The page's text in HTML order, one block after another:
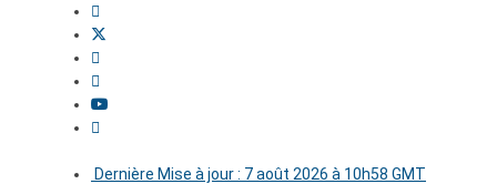
Dernière Mise à jour : 7 août 2026 à 10h58 GMT